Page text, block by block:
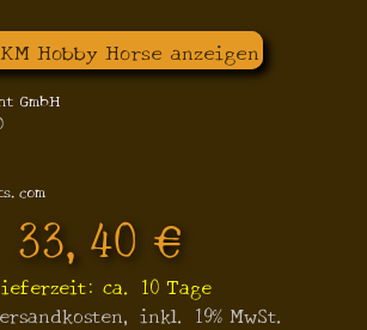
Hobby Horse anzeigen
GmbH
33,40 €
ca. 10 Tage
inkl. 19% MwSt.